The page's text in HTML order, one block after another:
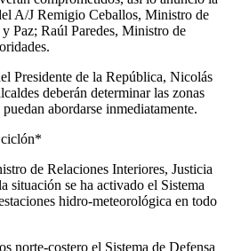
A/J Remigio Ceballos, Ministro de
Paz; Raúl Paredes, Ministro de
Presidente de la República, Nicolás
deberán determinar las zonas
abordarse inmediatamente.
de Relaciones Interiores, Justicia
situación se ha activado el Sistema
hidro-meteorológica en todo
norte-costero el Sistema de Defensa